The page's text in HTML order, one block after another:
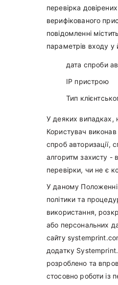
перевірка
верифікованого
повідомленні
параметрів входу у
дата спроби
IP пристрою
Тип
У деяких випадках,
Користувач
спроб авторизації,
алгоритм захисту -
перевірки, чи не є
У даному Положенні
політики та
використання,
або персональних
сайту
додатку
розроблено та
стосовно роботи